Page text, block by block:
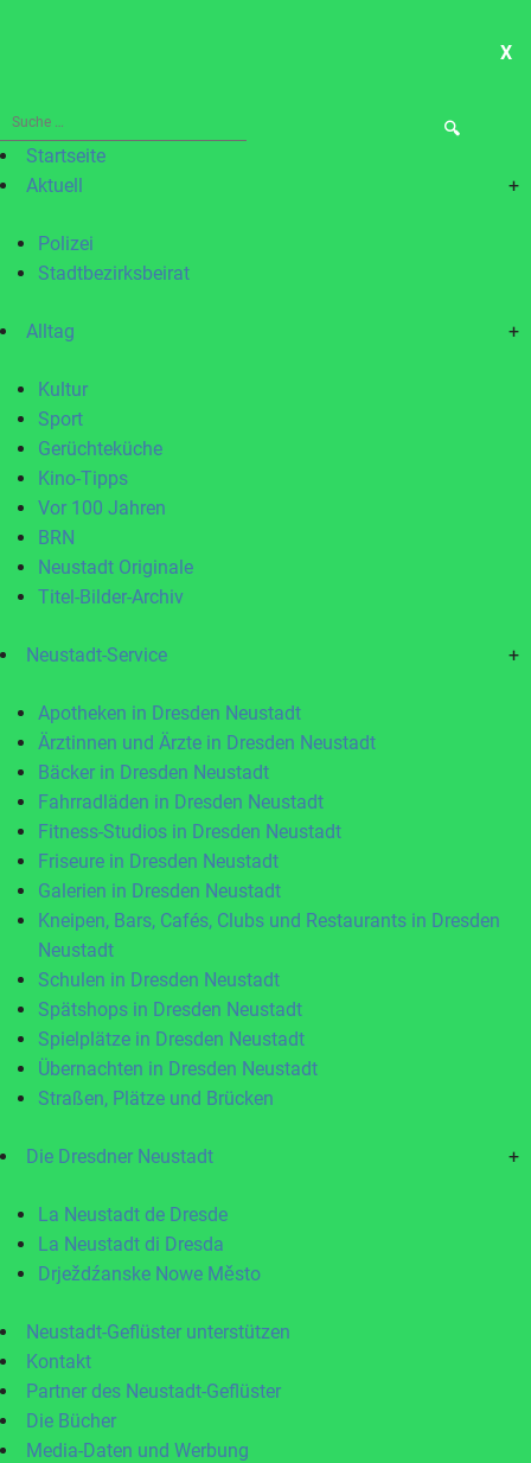
X
Suche
nach:Startseite
Aktuell
+
Polizei
Stadtbezirksbeirat
Alltag +
Kultur
Sport
Gerüchteküche
Kino-Tipps
Vor 100 Jahren
BRN
Neustadt Originale
Titel-Bilder-Archiv
Neustadt-Service +
Apotheken in Dresden Neustadt
Ärztinnen und Ärzte in Dresden Neustadt
Bäcker in Dresden Neustadt
Fahrradläden in Dresden Neustadt
Fitness-Studios in Dresden Neustadt
Friseure in Dresden Neustadt
Galerien in Dresden Neustadt
Kneipen, Bars, Cafés, Clubs und Restaurants in Dresden
Neustadt
Schulen in Dresden Neustadt
Spätshops in Dresden Neustadt
Spielplätze in Dresden Neustadt
Übernachten in Dresden Neustadt
Straßen, Plätze und Brücken
Die Dresdner Neustadt +
La Neustadt de Dresde
La Neustadt di Dresda
Drježdźanske Nowe Město
Neustadt-Geflüster unterstützen
Kontakt
Partner des Neustadt-Geflüster
Die Bücher
Media-Daten und Werbung